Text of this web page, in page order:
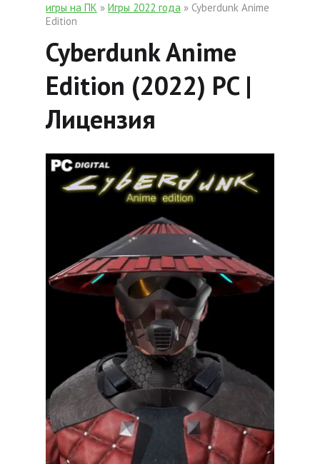
игры на ПК » Игры 2022 года » Cyberdunk Anime
Edition
Cyberdunk Anime
Edition (2022) PC |
Лицензия